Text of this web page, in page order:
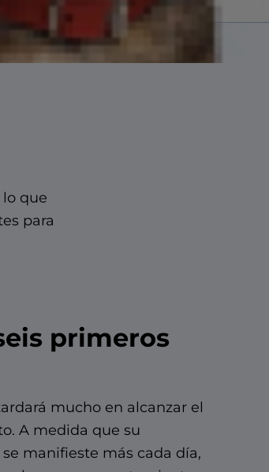
que
para
primeros
mucho en alcanzar el
A medida que su
manifieste más cada día,